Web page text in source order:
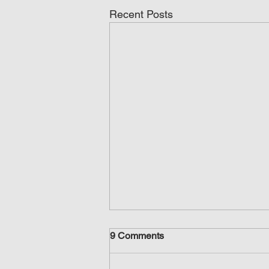
Recent Posts
9 Comments